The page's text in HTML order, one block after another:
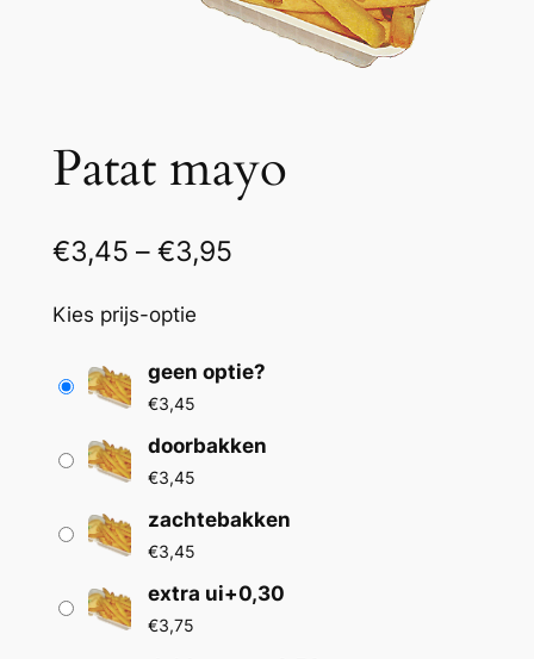
Patat mayo
€3,45 – €3,95P
j
k
s
Kies prijs-optie
geen optie?
€3,45
doorbakken
€3,45
zachtebakken
€3,45
extra ui+0,30
€3,75